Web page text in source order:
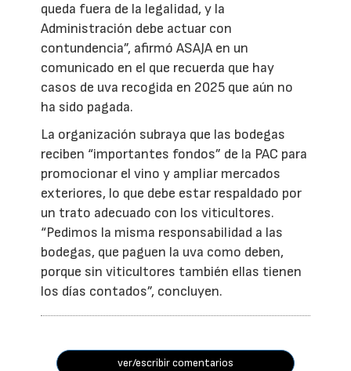
queda fuera de la legalidad, y la
Administración debe actuar con
contundencia”, afirmó ASAJA en un
comunicado en el que recuerda que hay
casos de uva recogida en 2025 que aún no
ha sido pagada.
La organización subraya que las bodegas
reciben “importantes fondos” de la PAC para
promocionar el vino y ampliar mercados
exteriores, lo que debe estar respaldado por
un trato adecuado con los viticultores.
“Pedimos la misma responsabilidad a las
bodegas, que paguen la uva como deben,
porque sin viticultores también ellas tienen
los días contados”, concluyen.
ver/escribir comentarios